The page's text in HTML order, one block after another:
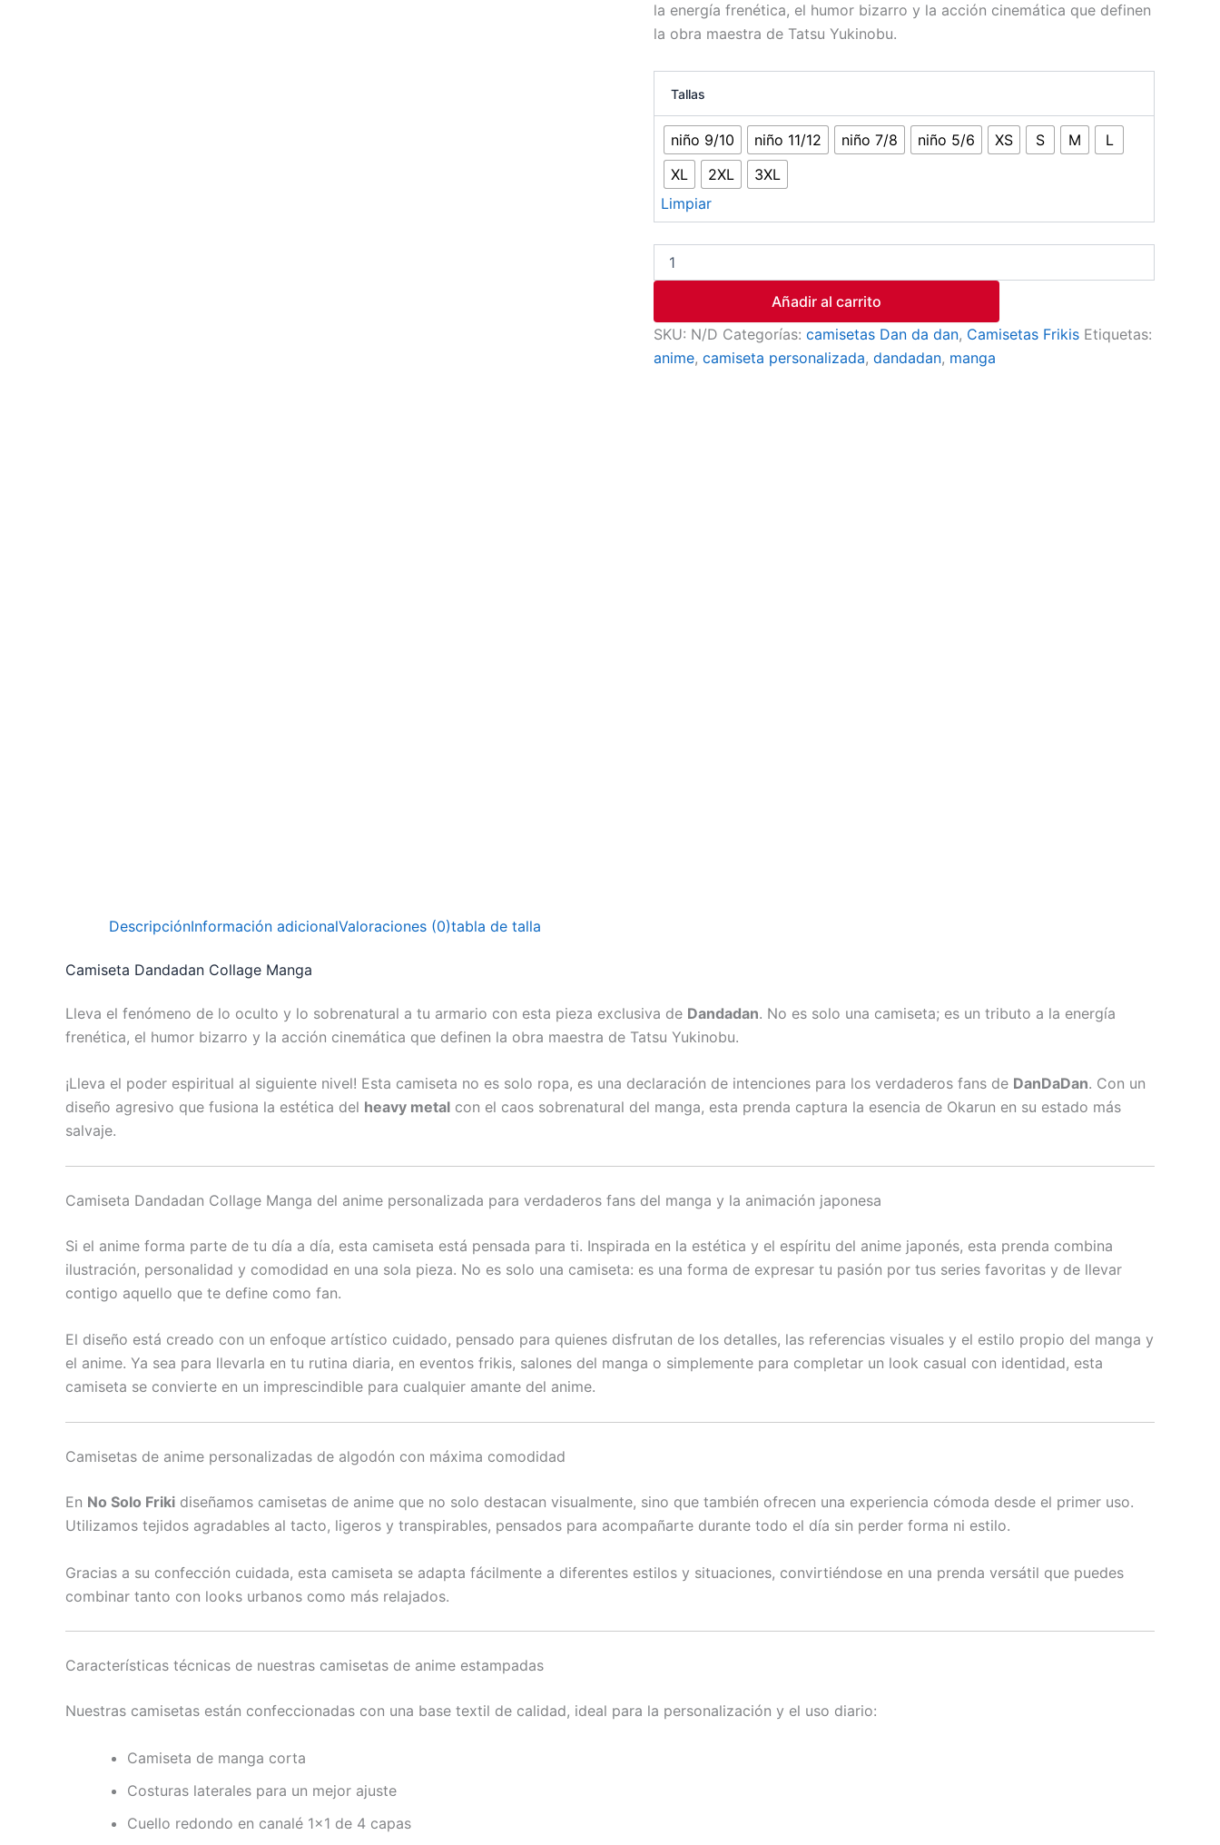
la energía frenética, el humor bizarro y la acción cinemática que definen
la obra maestra de Tatsu Yukinobu.
Tallas
niño 9/10 niño 11/12 niño 7/8 niño 5/6 XS S M
L
XL
2XL
3XL
Limpiar
Añadir al carrito
SKU: N/D Categorías: camisetas Dan da dan, Camisetas Frikis Etiquetas:
anime, camiseta personalizada, dandadan, manga
DescripciónInformación adicionalValoraciones (0)tabla de talla
Camiseta Dandadan Collage Manga
Lleva el fenómeno de lo oculto y lo sobrenatural a tu armario con esta pieza exclusiva de Dandadan. No es solo una camiseta; es un tributo a la energía
frenética, el humor bizarro y la acción cinemática que definen la obra maestra de Tatsu Yukinobu.
¡Lleva el poder espiritual al siguiente nivel! Esta camiseta no es solo ropa, es una declaración de intenciones para los verdaderos fans de DanDaDan. Con un
diseño agresivo que fusiona la estética del heavy metal con el caos sobrenatural del manga, esta prenda captura la esencia de Okarun en su estado más
salvaje.
Camiseta Dandadan Collage Manga del anime personalizada para verdaderos fans del manga y la animación japonesa
Si el anime forma parte de tu día a día, esta camiseta está pensada para ti. Inspirada en la estética y el espíritu del anime japonés, esta prenda combina
ilustración, personalidad y comodidad en una sola pieza. No es solo una camiseta: es una forma de expresar tu pasión por tus series favoritas y de llevar
contigo aquello que te define como fan.
El diseño está creado con un enfoque artístico cuidado, pensado para quienes disfrutan de los detalles, las referencias visuales y el estilo propio del manga y
el anime. Ya sea para llevarla en tu rutina diaria, en eventos frikis, salones del manga o simplemente para completar un look casual con identidad, esta
camiseta se convierte en un imprescindible para cualquier amante del anime.
Camisetas de anime personalizadas de algodón con máxima comodidad
En No Solo Friki diseñamos camisetas de anime que no solo destacan visualmente, sino que también ofrecen una experiencia cómoda desde el primer uso.
Utilizamos tejidos agradables al tacto, ligeros y transpirables, pensados para acompañarte durante todo el día sin perder forma ni estilo.
Gracias a su confección cuidada, esta camiseta se adapta fácilmente a diferentes estilos y situaciones, convirtiéndose en una prenda versátil que puedes
combinar tanto con looks urbanos como más relajados.
Características técnicas de nuestras camisetas de anime estampadas
Nuestras camisetas están confeccionadas con una base textil de calidad, ideal para la personalización y el uso diario:
Camiseta de manga corta
Costuras laterales para un mejor ajuste
Cuello redondo en canalé 1×1 de 4 capas